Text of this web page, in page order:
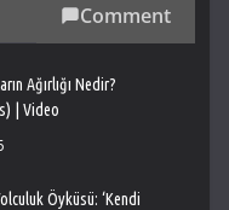
Comment
Ağırlığı Nedir?
| Video
Öyküsü: ‘Kendi